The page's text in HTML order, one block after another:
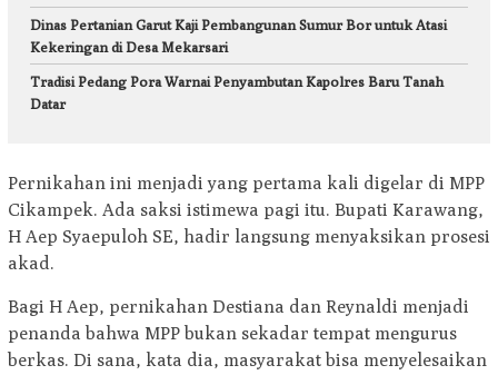
Dinas Pertanian Garut Kaji Pembangunan Sumur Bor untuk Atasi
Kekeringan di Desa Mekarsari
Tradisi Pedang Pora Warnai Penyambutan Kapolres Baru Tanah
Datar
Pernikahan ini menjadi yang pertama kali digelar di MPP
Cikampek. Ada saksi istimewa pagi itu. Bupati Karawang,
H Aep Syaepuloh SE, hadir langsung menyaksikan prosesi
akad.
Bagi H Aep, pernikahan Destiana dan Reynaldi menjadi
penanda bahwa MPP bukan sekadar tempat mengurus
berkas. Di sana, kata dia, masyarakat bisa menyelesaikan